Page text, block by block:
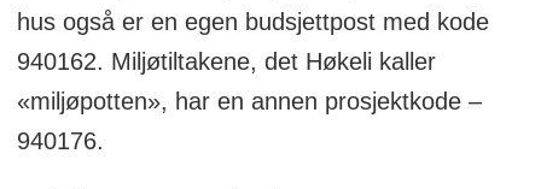
hus også er en egen budsjettpost med kode
940162. Miljøtiltakene, det Høkeli kaller
«miljøpotten», har en annen prosjektkode –
940176.